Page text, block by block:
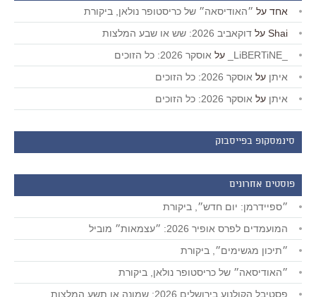
אחד על ״האודיסאה״ של כריסטופר נולאן, ביקורת
Shai על דוקאביב 2026: שש או שבע המלצות
על אוסקר 2026: כל הזוכים
איתן על אוסקר 2026: כל הזוכים
איתן על אוסקר 2026: כל הזוכים
סינמסקופ בפייסבוק
פוסטים אחרונים
״ספיידרמן: יום חדש״, ביקורת
המועמדים לפרס אופיר 2026: ״עצמאות״ מוביל
״תיכון מגשימים״, ביקורת
״האודיסאה״ של כריסטופר נולאן, ביקורת
פסטיבל הקולנוע בירושלים 2026: שמונה או תשע המלצות